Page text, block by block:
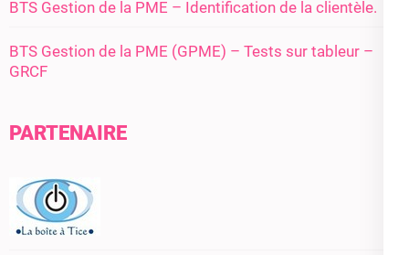
BTS Gestion de la PME – Identification de la clientèle.
BTS Gestion de la PME (GPME) – Tests sur tableur –
GRCF
PARTENAIRE